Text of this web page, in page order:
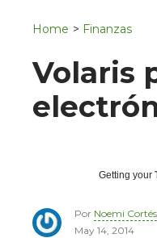
Home > Finanzas
Volaris
Getting your
Por Noemi Cortés
May 14, 2014